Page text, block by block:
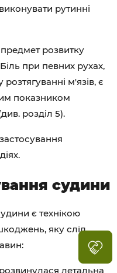
рутинні
предмет розвитку
при певних рухах,
м'язів, є
показником
розділ 5).
судини
є технікою
яку слід
летальна